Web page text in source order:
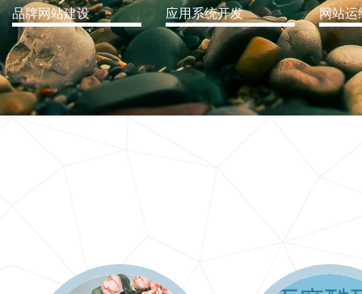
IT行业解决方案
信息爆炸时代，信息传递是否做到更新、更全、更
快
品牌网站建设 应用系统开发 网站运